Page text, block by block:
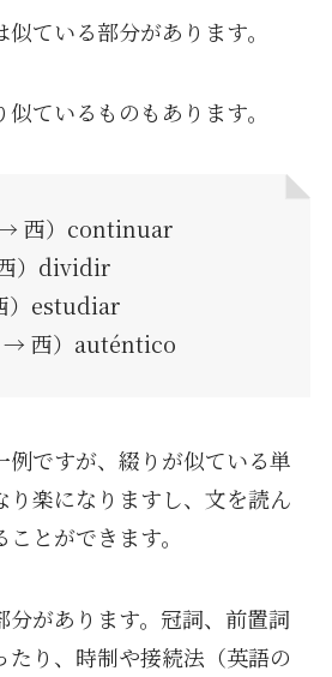
ている部分があります。
ているものもあります。
西）continuar
）dividir
）estudiar
西）auténtico
例ですが、綴りが似ている単
り楽になりますし、文を読ん
とができます。
があります。冠詞、前置詞
たり、時制や接続法（英語の